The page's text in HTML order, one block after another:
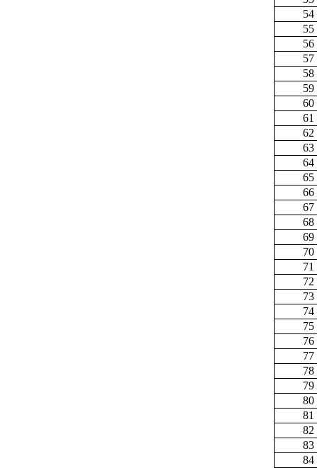
54
55
56
57
58
59
60
61
62
63
64
65
66
67
68
69
70
71
72
73
74
75
76
77
78
79
80
81
82
83
84